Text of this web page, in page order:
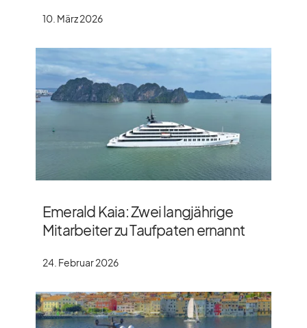
10. März 2026
Emerald Kaia: Zwei langjährige
Mitarbeiter zu Taufpaten ernannt
24. Februar 2026